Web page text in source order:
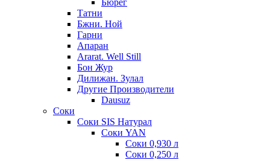
Бюрег
Татни
Бжни. Ной
Гарни
Апаран
Ararat. Well Still
Бон Жур
Дилижан. Зулал
Другие Производители
Dausuz
Соки
Соки SIS Натурал
Соки YAN
Соки 0,930 л
Соки 0,250 л